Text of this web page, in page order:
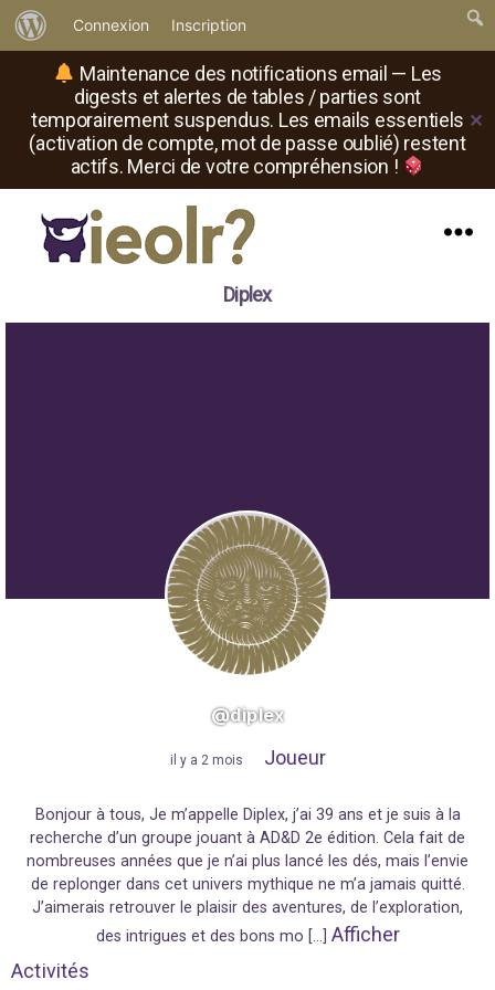
Maintenance des notifications email — Les
digests et alertes de tables / parties sont
temporairement suspendus. Les emails essentiels
(activation de compte, mot de passe oublié) restent
actifs. Merci de votre compréhension !
✕
propos
de
WordPress
Connexion Inscription
où
Diplex
@diplex
il y a 2 mois Joueur
Bonjour à tous, Je m’appelle Diplex, j’ai 39 ans et je suis à la
recherche d’un groupe jouant à AD&D 2e édition. Cela fait de
nombreuses années que je n’ai plus lancé les dés, mais l’envie
de replonger dans cet univers mythique ne m’a jamais quitté.
J’aimerais retrouver le plaisir des aventures, de l’exploration,
des intrigues et des bons mo […] Afficher
Activités